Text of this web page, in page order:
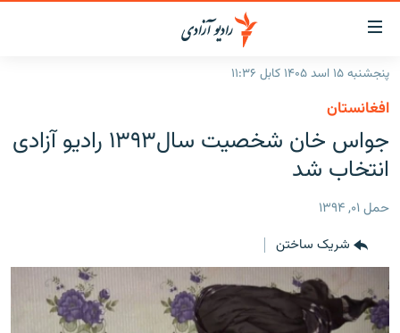
لینک‌های
قابل
دسترسی
به
متن
اصلی
بازگشت
منوی
مراجعه
به
صفحه
جستجو
گزارش‌ها
افغانستان
جهان
خبرها
مصاحبه‌ها
برنامه‌ها
مجموعه تصویری
ورزش
پنجشنبه ۱۵ اسد ۱۴۰۵ کابل ۱۱:۳۶
افغانستان
جواس خان شخصیت سال۱۳۹۳ راديو آزادی
انتخاب شد
حمل ۰۱, ۱۳۹۴
شریک ساختن